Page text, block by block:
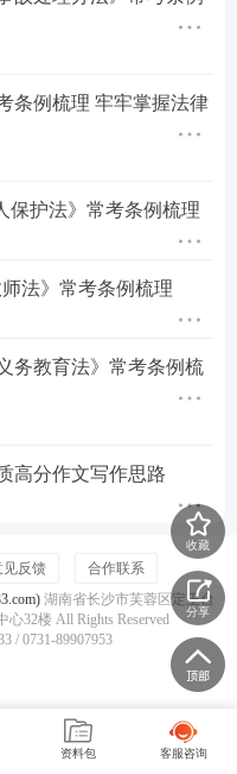
与王老师做法不符的
了ABC三类，他在班上
条例梳理 牢牢掌握法律
保护法》常考条例梳理
法》常考条例梳理
务教育法》常考条例梳
高分作文写作思路
见反馈
合作联系
湖南省长沙市芙蓉区定王台
32楼 All Rights Reserved
/ 0731-89907953
收藏
分享
资料包 客服咨询